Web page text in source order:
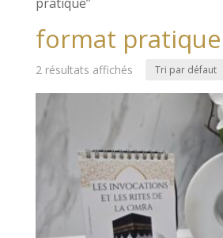
format pratique
2 résultats affichés